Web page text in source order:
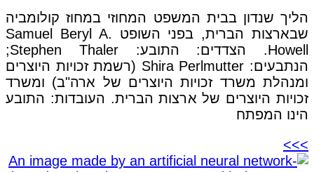
הליך שנדון בבית המשפט המחוזי במחוז קולומביה
שבארצות הברית, בפני השופט Samuel Beryl A.
Howell. הצדדים: התובע: Stephen Thaler;
הנתבעים: Shira Perlmutter (רשמת זכויות היוצרים
ומנהלת משרד זכויות היוצרים של ארה"ב) ומשרד
זכויות היוצרים של ארצות הברית. העובדות: התובע
הינו המפתח
>>>